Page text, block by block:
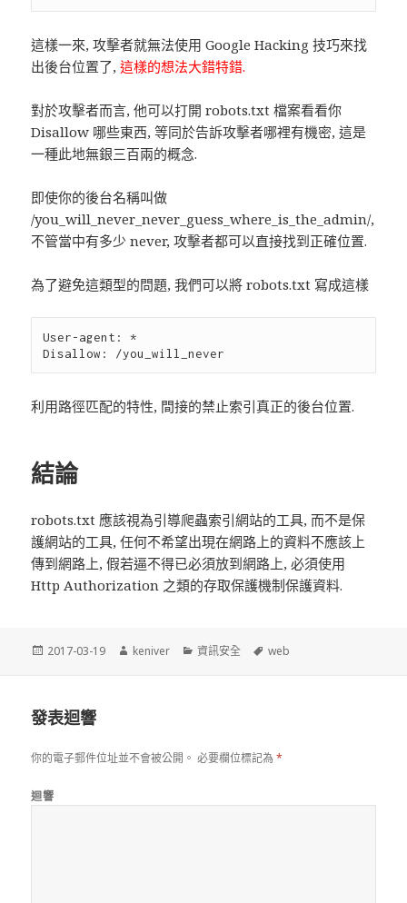
這樣一來, 攻擊者就無法使用 Google Hacking 技巧來找
出後台位置了,這樣的想法大錯特錯.
對於攻擊者而言, 他可以打開 robots.txt 檔案看看你
Disallow 哪些東西, 等同於告訴攻擊者哪裡有機密, 這是
一種此地無銀三百兩的概念.
即使你的後台名稱叫做
/you_will_never_never_guess_where_is_the_admin/,
不管當中有多少 never, 攻擊者都可以直接找到正確位置.
為了避免這類型的問題, 我們可以將 robots.txt 寫成這樣
User-agent: *
利用路徑匹配的特性, 間接的禁止索引真正的後台位置.
結論
robots.txt 應該視為引導爬蟲索引網站的工具, 而不是保
護網站的工具, 任何不希望出現在網路上的資料不應該上
傳到網路上, 假若逼不得已必須放到網路上, 必須使用
Http Authorization 之類的存取保護機制保護資料.
發
2017-03-19
作
keniver
分
資訊安全
標
web
發表迴響
你的電子郵件位址並不會被公開。 必要欄位標記為*
迴響